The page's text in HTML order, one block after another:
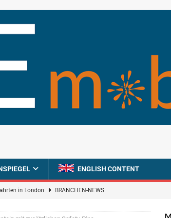
ENGLISH CONTENT
in London BRANCHEN-NEWS